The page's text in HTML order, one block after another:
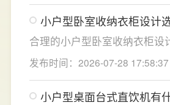
提供了全方位的解决方案。
小户型卧室收纳衣柜设计
成品衣柜好？要注意什么
合理的小户型卧室收纳衣柜设
解决小户型卧室收纳难题，提
LESSO领尚深耕人居空间规划
点优化衣柜收纳结构，兼顾空
质与全屋美学统一，打造实用
发布时间：2026-07-28 17:58:37
小户型桌面台式直饮机有